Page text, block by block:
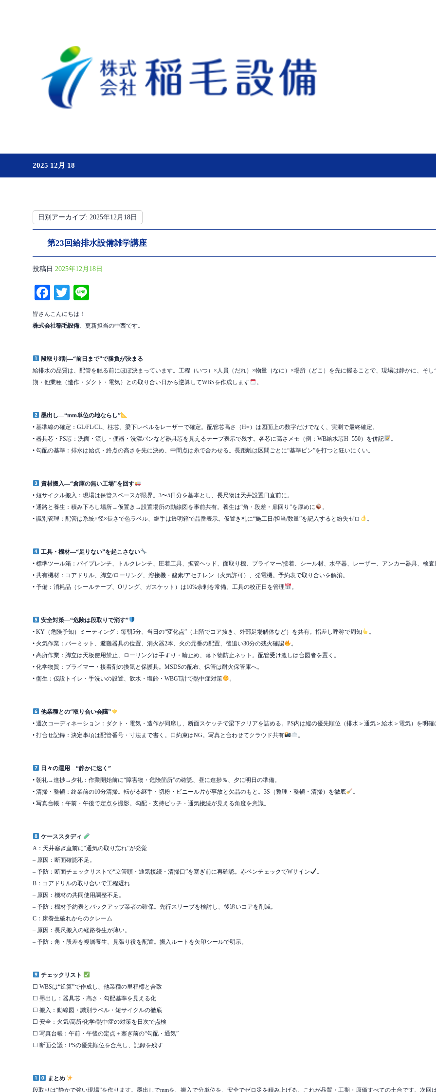
2025 12月 18
日別アーカイブ: 2025年12月18日
第23回給排水設備雑学講座
投稿日 2025年12月18日
Fa
ce
bo
T
wi
tte
皆さんこんにちは！
株式会社稲毛設備、更新担当の中西です。
段取り8割—“前日まで”で勝負が決まる
給排水の品質は、配管を触る前にほぼ決まっています。工程（いつ）×人員（だれ）×物量（なに）×場所（どこ）を先に握ることで、現場は静かに、そ
期・他業種（造作・ダクト・電気）との取り合い日から逆算してWBSを作成します
。
墨出し—“mm単位の地ならし”
• 基準線の確定：GL/FL/CL、柱芯、梁下レベルをレーザーで確定。配管芯高さ（H=）は図面上の数字だけでなく、実測で最終確定。
• 器具芯・PS芯：洗面・流し・便器・洗濯パンなど器具芯を見えるテープ表示で残す。各芯に高さメモ（例：WB給水芯H=550）を併記
。
• 勾配の基準：排水は始点・終点の高さを先に決め、中間点は糸で合わせる。長距離は区間ごとに“基準ピン”を打つと狂いにくい。
資材搬入—“倉庫の無い工場”を回す
• 短サイクル搬入：現場は保管スペースが限界。3〜5日分を基本とし、長尺物は天井設置日直前に。
• 通路と養生：積み下ろし場所→仮置き→設置場所の動線図を事前共有。養生は“角・段差・扉回り”を厚めに
。
• 識別管理：配管は系統×径×長さで色ラベル、継手は透明箱で品番表示。仮置き札に“施工日/担当/数量”を記入すると紛失ゼロ
。
工具・機材—“足りない”を起こさない
• 標準ツール箱：パイプレンチ、トルクレンチ、圧着工具、拡管ヘッド、面取り機、プライマー/接着、シール材、水平器、レーザー、アンカー器具、検
• 共有機材：コアドリル、脚立/ローリング、溶接機・酸素/アセチレン（火気許可）、発電機。予約表で取り合いを解消。
• 予備：消耗品（シールテープ、Oリング、ガスケット）は10%余剰を常備。工具の校正日を管理
。
安全対策—“危険は段取りで消す”
• KY（危険予知）ミーティング：毎朝5分、当日の“変化点”（上階でコア抜き、外部足場解体など）を共有。指差し呼称で周知
。
• 火気作業：パーミット、避難器具の位置、消火器2本、火の元番の配置、後追い30分の残火確認
。
• 高所作業：脚立は天板使用禁止、ローリングは手すり・輪止め、落下物防止ネット。配管受け渡しは合図者を置く。
• 化学物質：プライマー・接着剤の換気と保護具。MSDSの配布、保管は耐火保管庫へ。
• 衛生：仮設トイレ・手洗いの設置、飲水・塩飴・WBGT計で熱中症対策
。
他業種との“取り合い会議”
• 週次コーディネーション：ダクト・電気・造作が同席し、断面スケッチで梁下クリアを詰める。PS内は縦の優先順位（排水＞通気＞給水＞電気）を明確
• 打合せ記録：決定事項は配管番号・寸法まで書く。口約束はNG。写真と合わせてクラウド共有
。
日々の運用—“静かに速く”
• 朝礼→進捗→夕礼：作業開始前に“障害物・危険箇所”の確認、昼に進捗％、夕に明日の準備。
• 清掃・整頓：終業前の10分清掃。転がる継手・切粉・ビニール片が事故と欠品のもと。3S（整理・整頓・清掃）を徹底
。
• 写真台帳：午前・午後で定点を撮影。勾配・支持ピッチ・通気接続が見える角度を意識。
ケーススタディ
A：天井塞ぎ直前に“通気の取り忘れ”が発覚
– 原因：断面確認不足。
– 予防：断面チェックリストで“立管頭・通気接続・清掃口”を塞ぎ前に再確認。赤ペンチェックでWサイン
。
B：コアドリルの取り合いで工程遅れ
– 原因：機材の共同使用調整不足。
– 予防：機材予約表とバックアップ業者の確保。先行スリーブを検討し、後追いコアを削減。
C：床養生破れからのクレーム
– 原因：長尺搬入の経路養生が薄い。
– 予防：角・段差を複層養生、見張り役を配置。搬入ルートを矢印シールで明示。
チェックリスト
☐ WBSは“逆算”で作成し、他業種の里程標と合致
☐ 墨出し：器具芯・高さ・勾配基準を見える化
☐ 搬入：動線図・識別ラベル・短サイクルの徹底
☐ 安全：火気/高所/化学/熱中症の対策を日次で点検
☐ 写真台帳：午前・午後の定点＋塞ぎ前の“勾配・通気”
☐ 断面会議：PSの優先順位を合意し、記録を残す
まとめ
段取りは“静かで強い現場”を作ります。墨出しでmmを、搬入で分単位を、安全でゼロ災を積み上げる。これが品質・工期・原価すべての土台です。次